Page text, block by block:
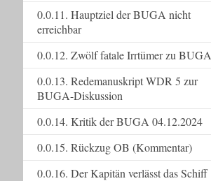
0.0.11. Hauptziel der BUGA nicht
erreichbar
0.0.12. Zwölf fatale Irrtümer zu BUGA
0.0.13. Redemanuskript WDR 5 zur
BUGA-Diskussion
0.0.14. Kritik der BUGA 04.12.2024
0.0.15. Rückzug OB (Kommentar)
0.0.16. Der Kapitän verlässt das Schiff